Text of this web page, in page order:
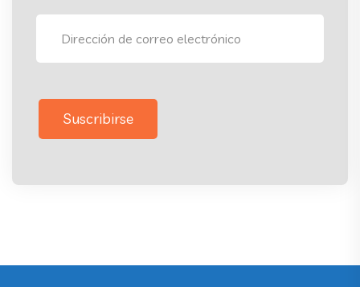
Suscribirse